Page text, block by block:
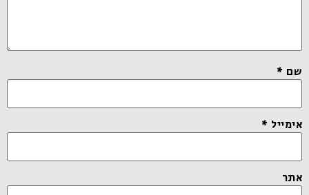
שם *
אימייל *
אתר